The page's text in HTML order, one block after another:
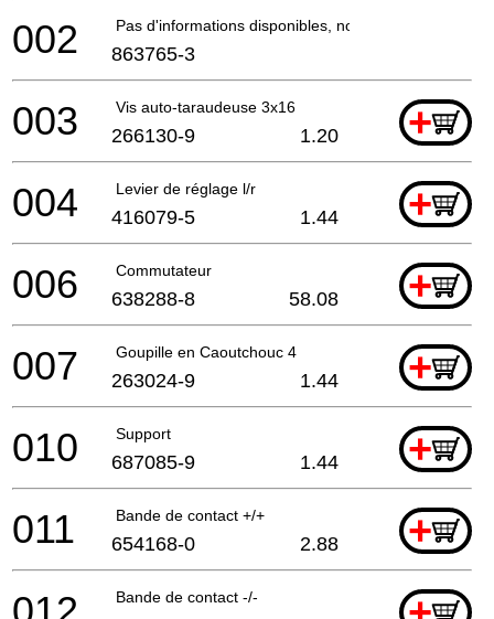
Pas d'informations disponibles, non commandable
002 863765-3
Vis auto-taraudeuse 3x16 +
003 266130-9 1.20
Levier de réglage l/r +
004 416079-5 1.44
Commutateur +
006 638288-8 58.08
Goupille en Caoutchouc 4 +
007 263024-9 1.44
Support +
010 687085-9 1.44
Bande de contact +/+ +
011 654168-0 2.88
Bande de contact -/-